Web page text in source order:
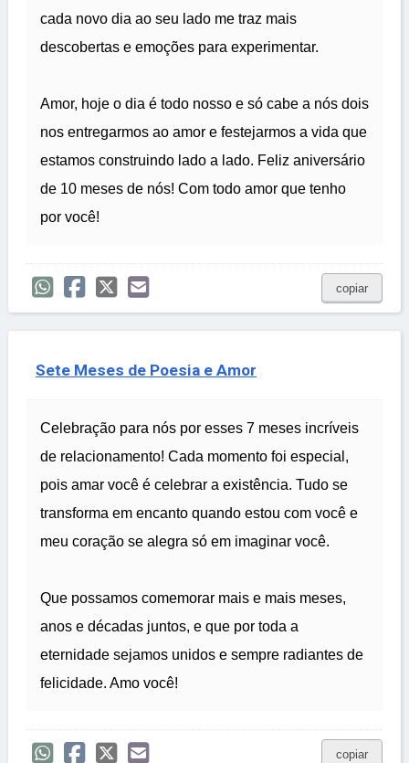
cada novo dia ao seu lado me traz mais
descobertas e emoções para experimentar.
Amor, hoje o dia é todo nosso e só cabe a nós dois
nos entregarmos ao amor e festejarmos a vida que
estamos construindo lado a lado. Feliz aniversário
de 10 meses de nós! Com todo amor que tenho
por você!
copiar
Sete Meses de Poesia e Amor
Celebração para nós por esses 7 meses incríveis
de relacionamento! Cada momento foi especial,
pois amar você é celebrar a existência. Tudo se
transforma em encanto quando estou com você e
meu coração se alegra só em imaginar você.
Que possamos comemorar mais e mais meses,
anos e décadas juntos, e que por toda a
eternidade sejamos unidos e sempre radiantes de
felicidade. Amo você!
copiar